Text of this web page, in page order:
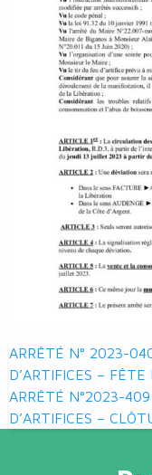
Navigation
de
l’article
ARRÊTÉ N° 2023-
D’ARTIFICES –
ARRÊTÉ N°2023-
D’ARTIFICES –